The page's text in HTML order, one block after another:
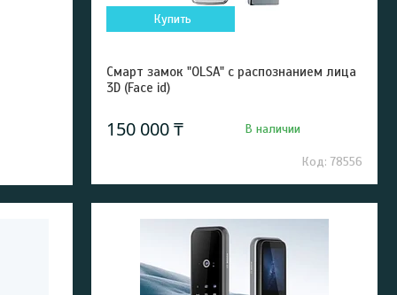
Купить
Смарт замок "OLSA" с распознанием лица
3D (Face id)
150 000 ₸ В наличии
78556